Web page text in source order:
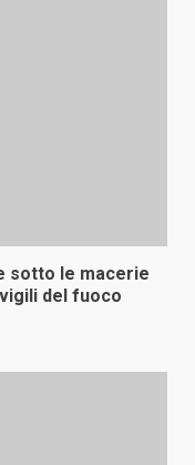
sotto le macerie
del fuoco